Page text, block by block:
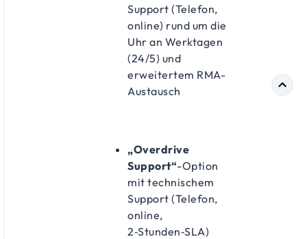
Support (Telefon,
online) rund um die
Uhr an Werktagen
(24/5) und
erweitertem RMA-
Austausch
„Overdrive
Support“-Option
mit technischem
Support (Telefon,
online,
2‑Stunden‑SLA)